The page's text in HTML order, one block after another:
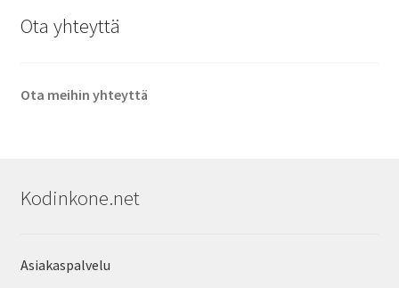
Ota yhteyttä
Ota meihin yhteyttä
Kodinkone.net
Asiakaspalvelu